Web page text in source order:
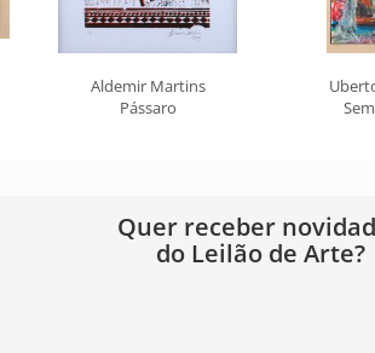
Aldemir Martins
Pássaro
Quer receber
do Leilão de Arte?